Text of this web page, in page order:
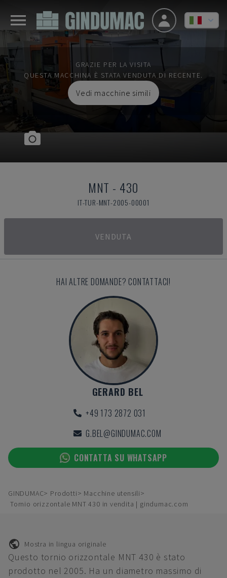
GRAZIE PER LA VISITA
QUESTA MACCHINA È STATA VENDUTA DI RECENTE.
Vedi macchine simili
MNT - 430
IT-TUR-MNT-2005-00001
VENDUTA
HAI ALTRE DOMANDE? CONTATTACI!
GERARD BEL
+49 173 2872 031
G.BEL@GINDUMAC.COM
CONTATTA SU WHATSAPP
GINDUMAC Prodotti
Macchine utensili
Tornio orizzontale MNT 430 in vendita | gindumac.com
Mostra in lingua originale
Questo tornio orizzontale MNT 430 è stato
prodotto nel 2005. Ha un diametro massimo di